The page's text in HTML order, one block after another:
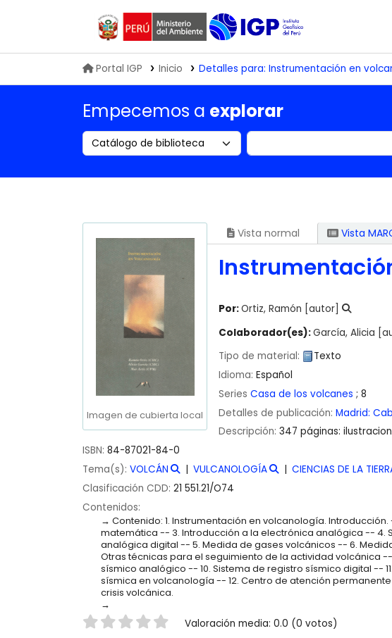
Biblioteca IGP
Portal IGP Inicio Detalles para: Instrumentación en
Empecemos a explorar
Search the catalog by: Buscar en el
Imagen de cubierta local
Vista normal Vista
Por:Ortiz, Ramón [autor]
Colaborador(es):García, Alicia
Tipo de material:
Texto
Idioma: Español
Series Casa de los volcanes ; 8
Detalles de publicación: Madrid:
Descripción: 347 páginas:
ISBN: 84-87021-84-0
Tema(s): VOLCÁN VULCANOLOGÍA
CIENCIAS DE LA
Clasificación CDD: 21 551.21/O74
Contenidos:
Contenido: 1. Instrumentación en volcanología.
matemática -- 3. Introducción a la electrónica analógica -- 4.
analógica digital -- 5. Medida de gases volcánicos -- 6.
Otras técnicas para el seguimiento de la actividad volcánica
sísmico analógico -- 10. Sistema de registro sísmico digital --
sísmica en volcanología -- 12. Centro de atención
crisis volcánica.
Valoración Valoración media: 0.0 (0 votos)